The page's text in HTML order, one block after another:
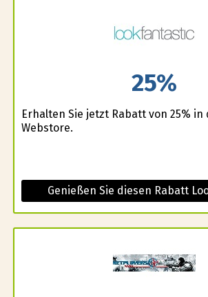
25%
Erhalten Sie jetzt Rabatt von 25% in
Webstore.
Genießen Sie diesen Rabatt